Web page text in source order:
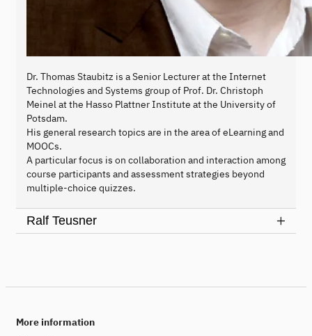
Dr. Thomas Staubitz is a Senior Lecturer at the Internet
Technologies and Systems group of Prof. Dr. Christoph
Meinel at the Hasso Plattner Institute at the University of
Potsdam.
His general research topics are in the area of eLearning and
MOOCs.
A particular focus is on collaboration and interaction among
course participants and assessment strategies beyond
multiple-choice quizzes.
Ralf Teusner
More information